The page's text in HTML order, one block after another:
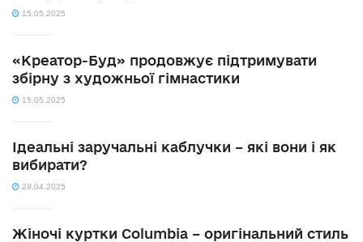
15.05.2025
«Креатор-Буд» продовжує підтримувати
збірну з художньої гімнастики
15.05.2025
Ідеальні заручальні каблучки – які вони і як
вибирати?
29.04.2025
Жіночі куртки Columbia – оригінальний стиль